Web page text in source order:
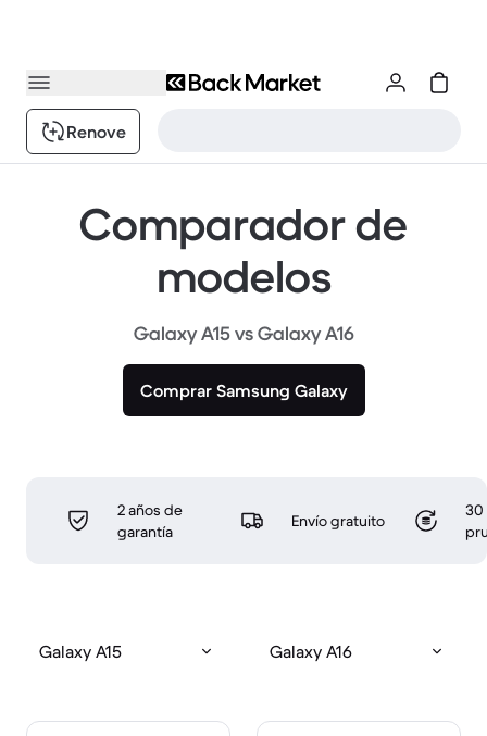
Renove
Comparador de
modelos
Galaxy A15 vs Galaxy A16
Comprar Samsung Galaxy
2 años de
garantía
Envío gratuito
30
Galaxy A15 Galaxy A16